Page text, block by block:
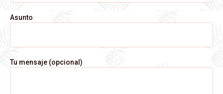
Asunto
Tu mensaje (opcional)